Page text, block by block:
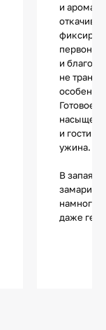
и аромат.
и
не
Готовое
и гости
ужина.
В
намного
даже